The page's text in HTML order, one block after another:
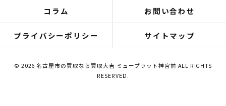
コラム お問い合わせ
プライバシーポリシー サイトマップ
© 2026 名古屋市の買取なら買取大吉 ミュープラット神宮前 ALL RIGHTS
RESERVED.